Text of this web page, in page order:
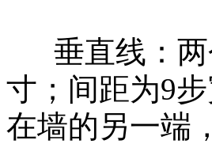
垂直线：两
寸；间距为9
在墙的另一端